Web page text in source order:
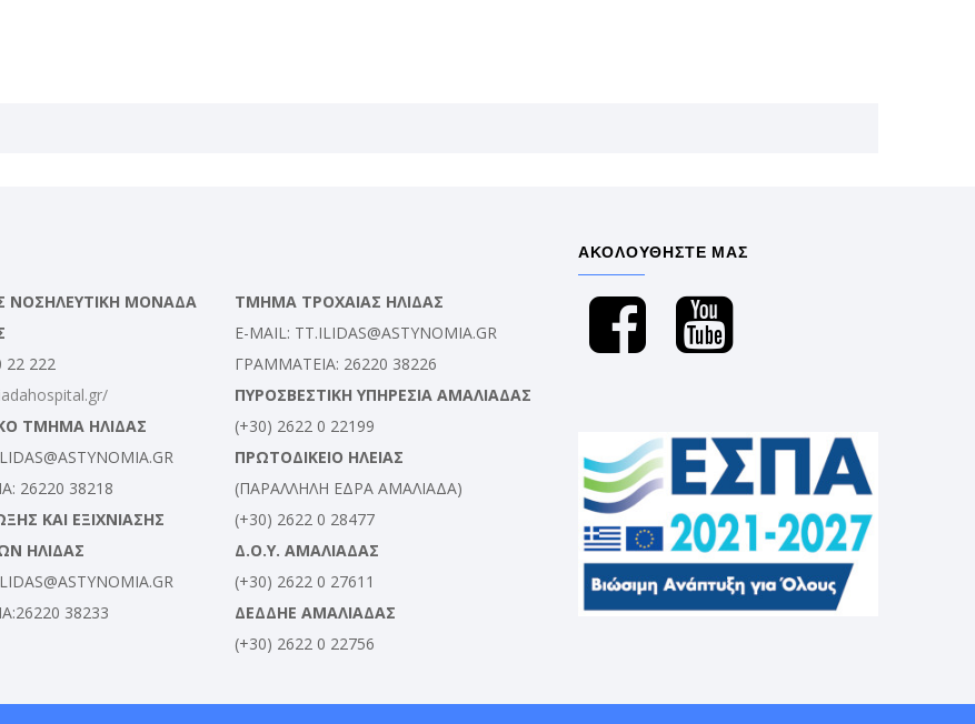
ΝΟΣΗΛΕΥΤΙΚΗ ΜΟΝΑΔΑ
22 222
ΤΜΗΜΑ ΗΛΙΔΑΣ
26220 38218
ΚΑΙ ΕΞΙΧΝΙΑΣΗΣ
ΗΛΙΔΑΣ
38233
ΤΜΗΜΑ ΤΡΟΧΑΙΑΣ ΗΛΙΔΑΣ
E-MAIL: TT.ILIDAS@ASTYNOMIA.GR
ΓΡΑΜΜΑΤΕΙΑ: 26220 38226
ΠΥΡΟΣΒΕΣΤΙΚΗ ΥΠΗΡΕΣΙΑ ΑΜΑΛΙΑΔΑΣ
(+30) 2622 0 22199
ΠΡΩΤΟΔΙΚΕΙΟ ΗΛΕΙΑΣ
(ΠΑΡΑΛΛΗΛΗ ΕΔΡΑ ΑΜΑΛΙΑΔΑ)
(+30) 2622 0 28477
Δ.Ο.Υ. ΑΜΑΛΙΑΔΑΣ
(+30) 2622 0 27611
ΔΕΔΔΗΕ ΑΜΑΛΙΑΔΑΣ
(+30) 2622 0 22756
ΑΚΟΛΟΥΘΗΣΤΕ ΜΑΣ